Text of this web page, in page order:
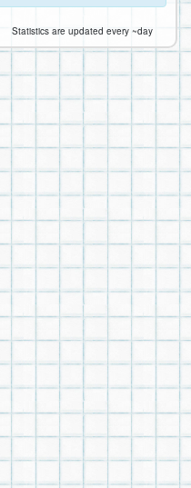
Statistics are updated every ~day